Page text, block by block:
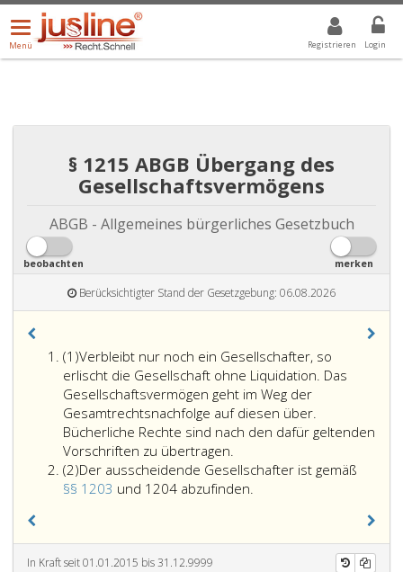
Registrieren Login
Menü
öffnen/schließen
Menü
ALLE DROPDOWN: GEWÄHLTER WERT IST ALLE
§ 1215 ABGB Übergang des
Gesellschaftsvermögens
ABGB - Allgemeines bürgerliches Gesetzbuch
beobachten merken
Berücksichtigter Stand der Gesetzgebung: 06.08.2026
(1)Absatz
eins
Verbleibt nur noch ein Gesellschafter, so
erlischt die Gesellschaft ohne Liquidation. Das
Gesellschaftsvermögen geht im Weg der
Gesamtrechtsnachfolge auf diesen über.
Bücherliche Rechte sind nach den dafür geltenden
Vorschriften zu übertragen.
(2)Absatz
2
Der ausscheidende Gesellschafter ist gemäß
§§ 1203 und 1204 abzufinden.
ist
In Kraft seit 01.01.2015 bis 31.12.9999